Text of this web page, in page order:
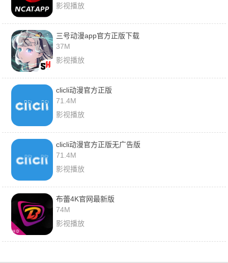
影视播放
三号动漫app官方正版下载
37M
影视播放
clicli动漫官方正版
71.4M
影视播放
clicli动漫官方正版无广告版
71.4M
影视播放
布蕾4K官网最新版
74M
影视播放